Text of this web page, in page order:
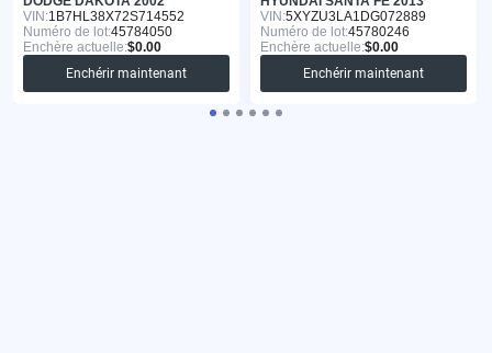
VIN:1B7HL38X72S714552
Numéro de lot:45784050
Enchère actuelle:$0.00
Enchérir maintenant
VIN:5XYZU3LA1DG072889
Numéro de lot:45780246
Enchère actuelle:$0.00
Enchérir maintenant